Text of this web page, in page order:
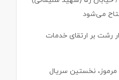
می‌شود
رشت بر ارتقای خدمات
مرموز، نخستین سریال